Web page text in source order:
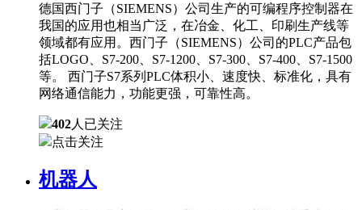
德国西门子（SIEMENS）公司生产的可编程序控制器在
我国的应用也相当广泛，在冶金、化工、印刷生产线等
领域都有应用。西门子（SIEMENS）公司的PLC产品包
括LOGO、S7-200、S7-1200、S7-300、S7-400、S7-1500
等。 西门子S7系列PLC体积小、速度快、标准化，具有
网络通信能力，功能更强，可靠性高。
402人已关注
点击关注
机器人